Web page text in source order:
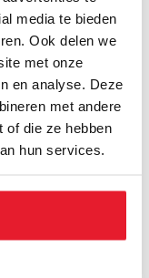
media te bieden
Ook delen we
met onze
en analyse. Deze
met andere
of die ze hebben
hun services.
Rumble